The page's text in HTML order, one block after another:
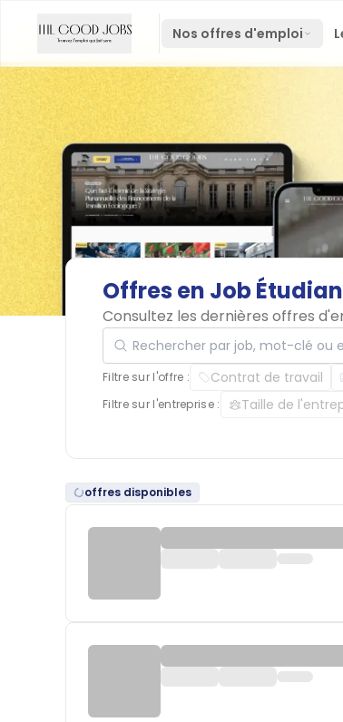
Nos offres d'emploi
Offres en Job
Consultez les dernières offres
Rechercher par job, mot-clé ou
Filtre sur l'offre : Contrat de travail
Filtre sur l'entreprise : Taille de
offres disponibles